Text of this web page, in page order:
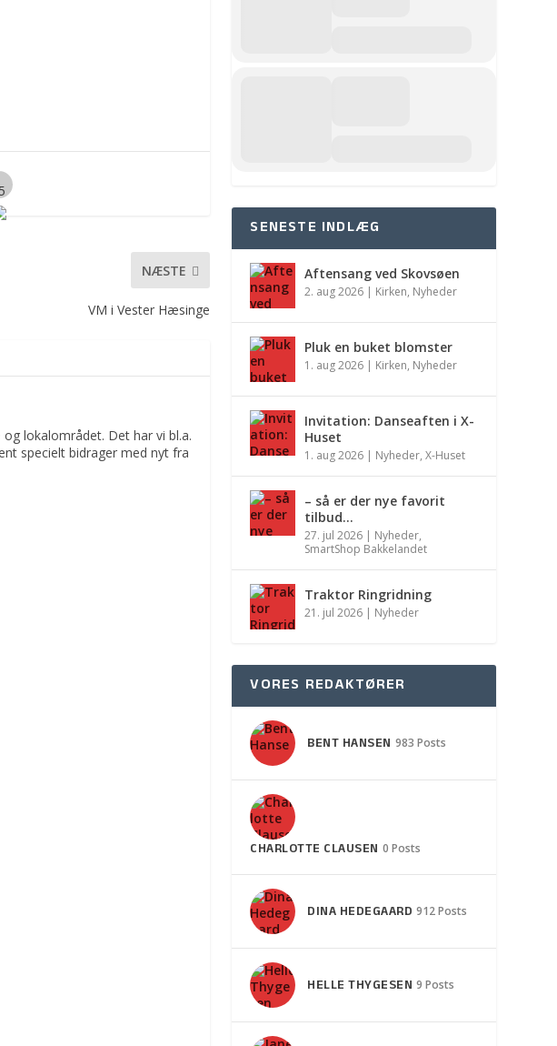
NÆSTE
VM i Vester Hæsinge
lokalområdet. Det har vi bl.a.
specielt bidrager med nyt fra
SENESTE INDLÆG
Aftensang ved Skovsøen
2. aug 2026 Kirken, Nyheder
Pluk en buket blomster
1. aug 2026 Kirken, Nyheder
Invitation: Danseaften i X-
Huset
1. aug 2026 Nyheder,X-Huset
– så er der nye favorit
tilbud…
27. jul 2026 Nyheder,
SmartShop Bakkelandet
Traktor Ringridning
21. jul 2026 Nyheder
VORES REDAKTØRER
BENT HANSEN 983 Posts
CHARLOTTE CLAUSEN 0 Posts
DINA HEDEGAARD 912 Posts
HELLE THYGESEN 9 Posts